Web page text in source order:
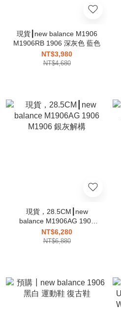
現貨┃new balance M1906
M1906RB 1906 深灰色 藍色
NT$3,980
NT$4,680
現貨，28.5CM┃new
balance M1906AG 1906
M1906 銀灰解構
NT$6,280
NT$6,880